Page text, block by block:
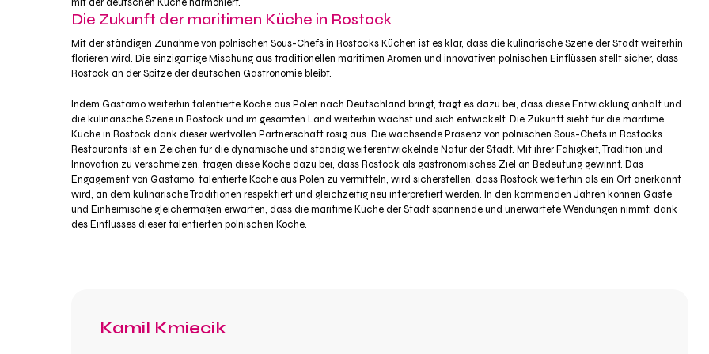
Die Zukunft der maritimen Küche in Rostock
Mit der ständigen Zunahme von polnischen Sous-Chefs in Rostocks Küchen ist es klar, dass die kulinarische Szene der Stadt weiterhin
florieren wird. Die einzigartige Mischung aus traditionellen maritimen Aromen und innovativen polnischen Einflüssen stellt sicher, dass
Rostock an der Spitze der deutschen Gastronomie bleibt.
Indem Gastamo weiterhin talentierte Köche aus Polen nach Deutschland bringt, trägt es dazu bei, dass diese Entwicklung anhält und
die kulinarische Szene in Rostock und im gesamten Land weiterhin wächst und sich entwickelt. Die Zukunft sieht für die maritime
Küche in Rostock dank dieser wertvollen Partnerschaft rosig aus. Die wachsende Präsenz von polnischen Sous-Chefs in Rostocks
Restaurants ist ein Zeichen für die dynamische und ständig weiterentwickelnde Natur der Stadt. Mit ihrer Fähigkeit, Tradition und
Innovation zu verschmelzen, tragen diese Köche dazu bei, dass Rostock als gastronomisches Ziel an Bedeutung gewinnt. Das
Engagement von Gastamo, talentierte Köche aus Polen zu vermitteln, wird sicherstellen, dass Rostock weiterhin als ein Ort anerkannt
wird, an dem kulinarische Traditionen respektiert und gleichzeitig neu interpretiert werden. In den kommenden Jahren können Gäste
und Einheimische gleichermaßen erwarten, dass die maritime Küche der Stadt spannende und unerwartete Wendungen nimmt, dank
des Einflusses dieser talentierten polnischen Köche.
Kamil Kmiecik